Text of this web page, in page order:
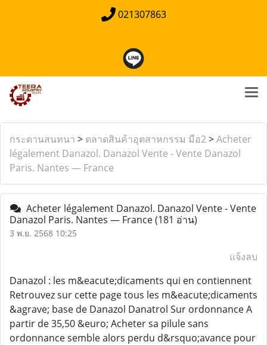
021307863
กระดานสนทนา > ตลาดสินค้าอุตสาหกรรม มือ2>Acheter
légalement Danazol. Danazol Vente - Vente Danazol
Paris. Nantes — France
Acheter légalement Danazol. Danazol Vente - Vente
Danazol Paris. Nantes — France(181 อ่าน)
3 พ.ย. 2568 10:25
แจ้งลบ
Danazol : les m&eacute;dicaments qui en contiennent
Retrouvez sur cette page tous les m&eacute;dicaments
&agrave; base de Danazol Danatrol Sur ordonnance A
partir de 35,50 &euro; Acheter sa pilule sans
ordonnance semble alors perdu d&rsquo;avance pour